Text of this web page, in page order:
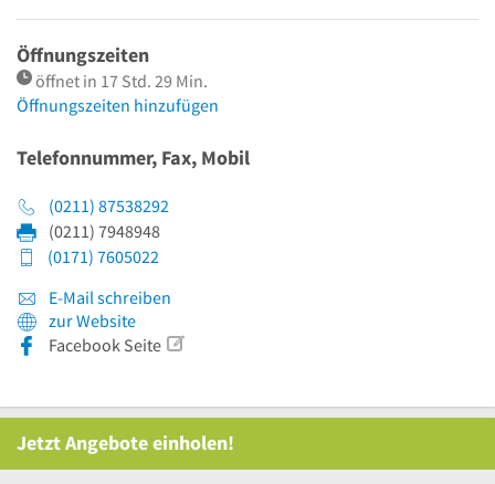
Öffnungszeiten
öffnet in 17 Std. 29 Min.
Öffnungszeiten hinzufügen
Telefonnummer, Fax, Mobil
(0211) 87538292
(0211) 7948948
(0171) 7605022
E-Mail schreiben
zur Website
Facebook Seite
Jetzt Angebote einholen!